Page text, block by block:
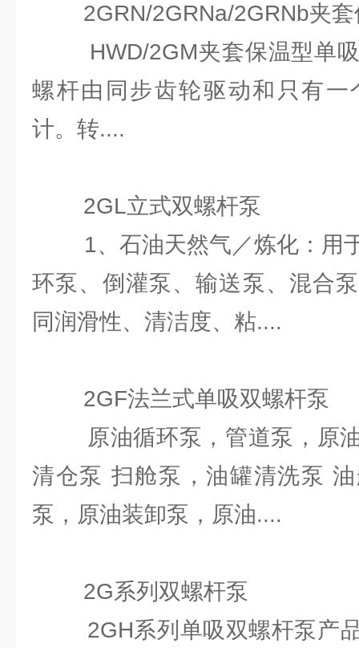
2GRN/2GRNa/2GRNb夹套
HWD/2GM夹套保温型单吸
螺杆由同步齿轮驱动和只有一
计。转....
2GL立式双螺杆泵
1、石油天然气／炼化：用
环泵、倒灌泵、输送泵、混合
同润滑性、清洁度、粘....
2GF法兰式单吸双螺杆泵
原油循环泵，管道泵，原油
清仓泵 扫舱泵，油罐清洗泵
泵，原油装卸泵，原油....
2G系列双螺杆泵
2GH系列单吸双螺杆泵产品